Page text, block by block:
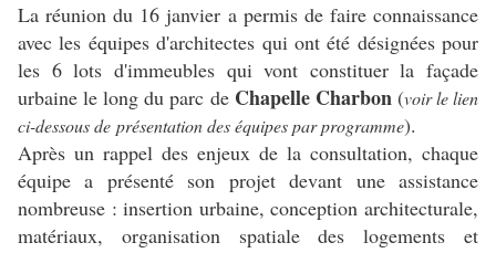
La réunion du 16 janvier a permis de faire connaissance
avec les équipes d'architectes qui ont été désignées pour
les 6 lots d'immeubles qui vont constituer la façade
urbaine le long du parc de Chapelle Charbon(voir le lien
ci-dessous de présentation des équipes par programme).
Après un rappel des enjeux de la consultation, chaque
équipe a présenté son projet devant une assistance
nombreuse : insertion urbaine, conception architecturale,
matériaux, organisation spatiale des logements et